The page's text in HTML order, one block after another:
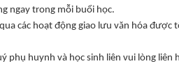
ngay trong mỗi buổi học.
các hoạt động giao lưu văn hóa được
phụ huynh và học sinh liên vui lòng liên